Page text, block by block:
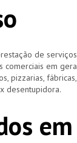
de
em
pizzarias,
desentupidora.